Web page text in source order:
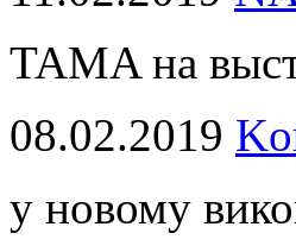
TAMA на
08.02.2019
у новому